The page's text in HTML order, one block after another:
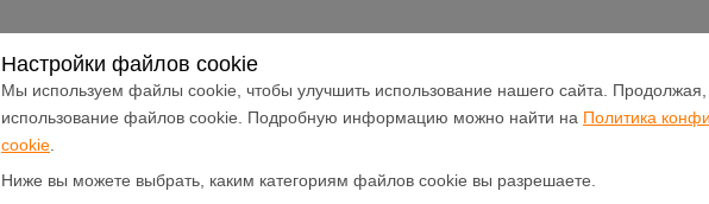
Настройки файлов cookie
Мы используем файлы cookie, чтобы улучшить использование нашего сайта. Продолжая,
использование файлов cookie. Подробную информацию можно найти на Политика
cookie
Ниже вы можете выбрать, каким категориям файлов cookie вы разрешаете.
арендные
Аренда
Объявления и
Арендовать